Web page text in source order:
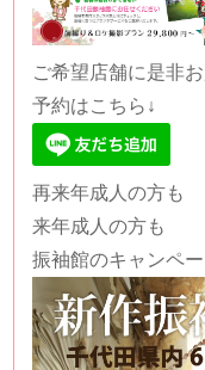
ご希望店舗に是非
予約はこちら↓
再来年成人の方も
来年成人の方も
振袖館のキャンペ